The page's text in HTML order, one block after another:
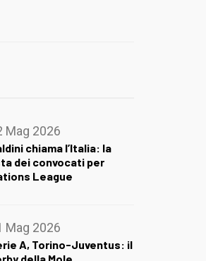
Mag 2026
chiama l’Italia: la
dei convocati per
League
Mag 2026
A, Torino-Juventus: il